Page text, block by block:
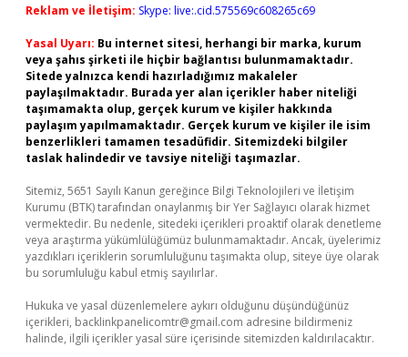
Reklam ve İletişim: Skype: live:.cid.575569c608265c69
Yasal Uyarı: Bu internet sitesi, herhangi bir marka, kurum
veya şahıs şirketi ile hiçbir bağlantısı bulunmamaktadır.
Sitede yalnızca kendi hazırladığımız makaleler
paylaşılmaktadır. Burada yer alan içerikler haber niteliği
taşımamakta olup, gerçek kurum ve kişiler hakkında
paylaşım yapılmamaktadır. Gerçek kurum ve kişiler ile isim
benzerlikleri tamamen tesadüfidir. Sitemizdeki bilgiler
taslak halindedir ve tavsiye niteliği taşımazlar.
Sitemiz, 5651 Sayılı Kanun gereğince Bilgi Teknolojileri ve İletişim
Kurumu (BTK) tarafından onaylanmış bir Yer Sağlayıcı olarak hizmet
vermektedir. Bu nedenle, sitedeki içerikleri proaktif olarak denetleme
veya araştırma yükümlülüğümüz bulunmamaktadır. Ancak, üyelerimiz
yazdıkları içeriklerin sorumluluğunu taşımakta olup, siteye üye olarak
bu sorumluluğu kabul etmiş sayılırlar.
Hukuka ve yasal düzenlemelere aykırı olduğunu düşündüğünüz
içerikleri, backlinkpanelicomtr@gmail.com adresine bildirmeniz
halinde, ilgili içerikler yasal süre içerisinde sitemizden kaldırılacaktır.